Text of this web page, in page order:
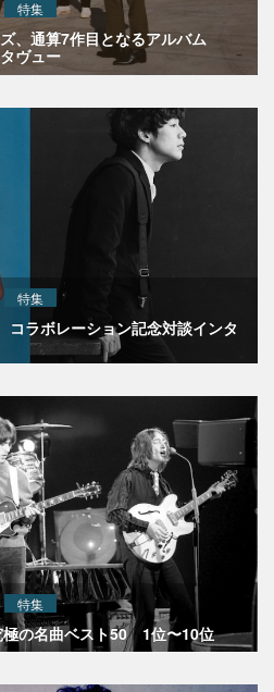
特集
、通算7作目となるアルバム
ヴュー
特集
コラボレーション記念対談インタ
特集
極の名曲ベスト50 1位〜10位